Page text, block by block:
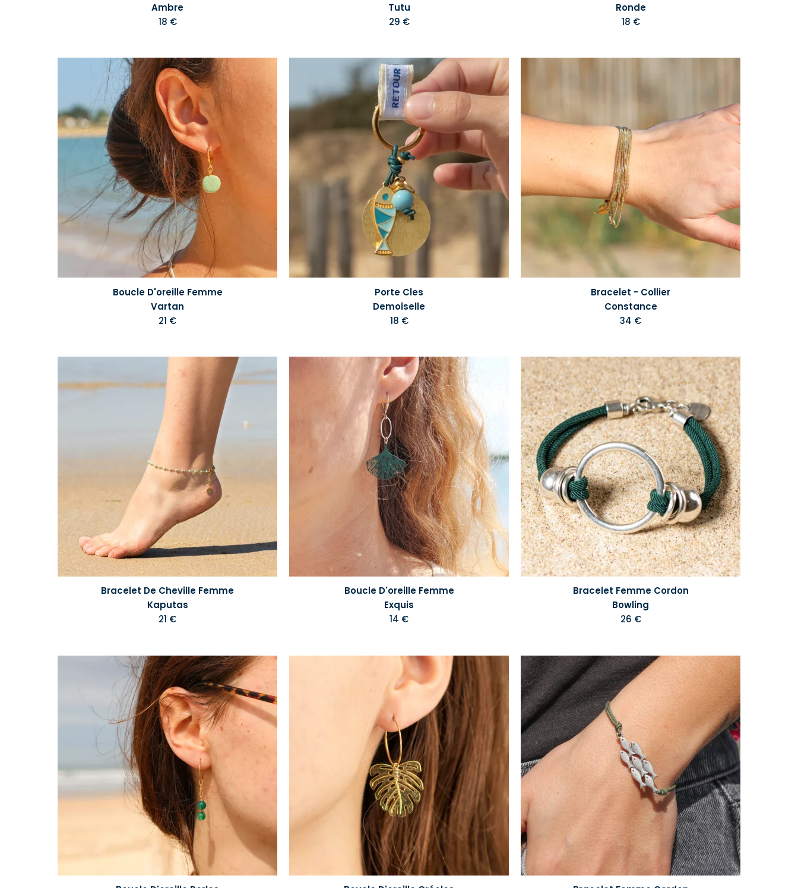
Ambre
18 €
Tutu
29 €
Ronde
18 €
Boucle D'oreille Femme
Vartan
21 €
Porte Cles
Demoiselle
18 €
Bracelet - Collier
Constance
34 €
Bracelet De Cheville Femme
Kaputas
21 €
Boucle D'oreille Femme
Exquis
14 €
Bracelet Femme Cordon
Bowling
26 €